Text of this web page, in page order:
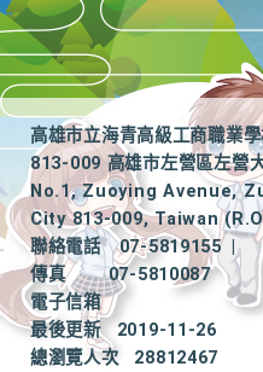
高雄市立海青高級工商職業
813-009 高雄市左營區左營
No.1, Zuoying Avenue,
City 813-009, Taiwan
聯絡電話
07-5819155
|
傳真
07-5810087
電子信箱
最後更新
2019-11-26
總瀏覽人次
28812467